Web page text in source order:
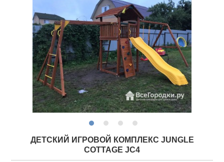
ДЕТСКИЙ ИГРОВОЙ КОМПЛЕКС JUNGLE
COTTAGE JC4